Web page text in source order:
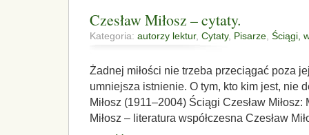
Czesław Miłosz – cytaty.
Kategoria: autorzy lektur, Cytaty, Pisarze, Ściągi,
Żadnej miłości nie trzeba przeciągać poza
umniejsza istnienie. O tym, kto kim jest, nie
Miłosz (1911–2004) Ściągi Czesław Miłosz:
Miłosz – literatura współczesna Czesław